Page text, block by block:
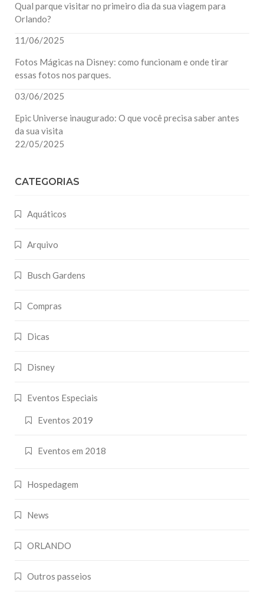
Qual parque visitar no primeiro dia da sua viagem para
Orlando?
11/06/2025
Fotos Mágicas na Disney: como funcionam e onde tirar
essas fotos nos parques.
03/06/2025
Epic Universe inaugurado: O que você precisa saber antes
da sua visita
22/05/2025
CATEGORIAS
Aquáticos
Arquivo
Busch Gardens
Compras
Dicas
Disney
Eventos Especiais
Eventos 2019
Eventos em 2018
Hospedagem
News
ORLANDO
Outros passeios